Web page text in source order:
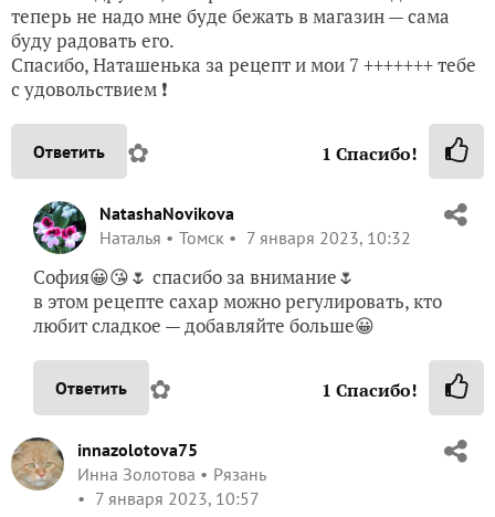
теперь не надо мне буде бежать в магазин — сама
буду радовать его.
Спасибо, Наташенька за рецепт и мои 7 +++++++ тебе
с удовольствием ❗
Ответить ✿ 1 Спасибо!
NatashaNovikova
Наталья
Томск 7 января 2023, 10:32
София😀😘🌷 спасибо за внимание🌷
в этом рецепте сахар можно регулировать, кто
любит сладкое — добавляйте больше😀
Ответить ✿ 1 Спасибо!
innazolotova75
Инна Золотова
Рязань
7 января 2023, 10:57